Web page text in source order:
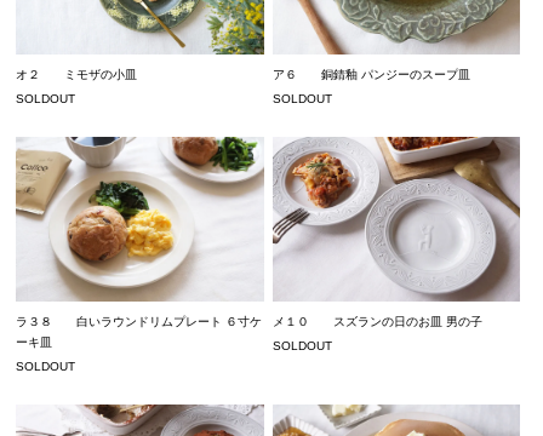
オ２ ミモザの小皿
SOLDOUT
ア６ 銅錆釉 パンジーのスープ皿
SOLDOUT
ラ３８ 白いラウンドリムプレート ６寸ケ
ーキ皿
SOLDOUT
メ１０ スズランの日のお皿 男の子
SOLDOUT